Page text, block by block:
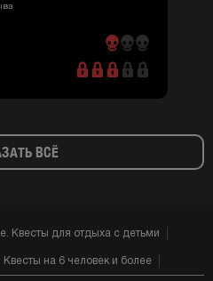
ВСЁ
Квесты для отдыха с детьми
на 6 человек и более